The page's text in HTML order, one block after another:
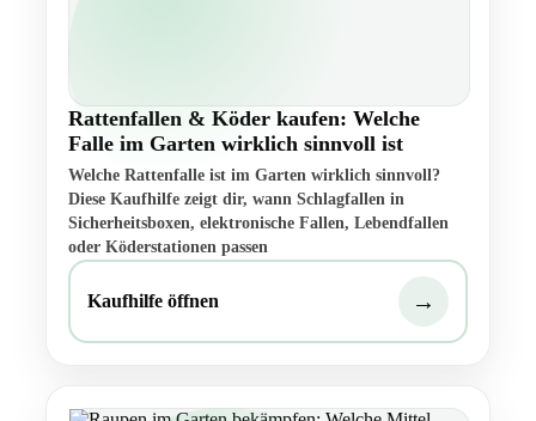
Rattenfallen & Köder kaufen: Welche
Falle im Garten wirklich sinnvoll ist
Welche Rattenfalle ist im Garten wirklich sinnvoll?
Diese Kaufhilfe zeigt dir, wann Schlagfallen in
Sicherheitsboxen, elektronische Fallen, Lebendfallen
oder Köderstationen passen
Kaufhilfe öffnen →